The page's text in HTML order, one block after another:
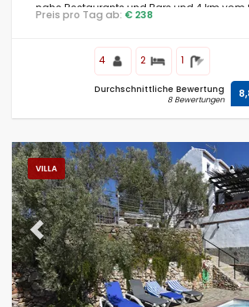
nahe Restaurants und Bars und 4 km vom
Torrecilla entfernt.
Preis pro Tag ab: € 238
4 2 1
Durchschnittliche Bewertung
8 Bewertungen
VILLA
Previous